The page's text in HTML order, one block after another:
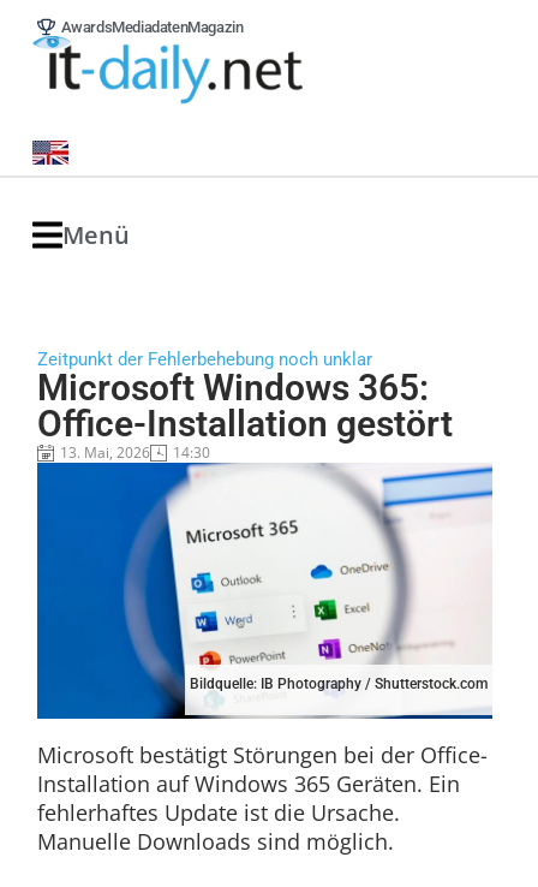
AwardsMediadatenMagazin
Menü
Zeitpunkt der Fehlerbehebung noch unklar
Microsoft Windows 365:
Office-Installation gestört
13. Mai, 2026 14:30
Bildquelle: IB Photography / Shutterstock.com
Microsoft bestätigt Störungen bei der Office-
Installation auf Windows 365 Geräten. Ein
fehlerhaftes Update ist die Ursache.
Manuelle Downloads sind möglich.